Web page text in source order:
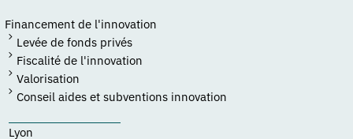
Financement de l'innovation
Levée de fonds privés
Fiscalité de l'innovation
Valorisation
Conseil aides et subventions innovation
Lyon